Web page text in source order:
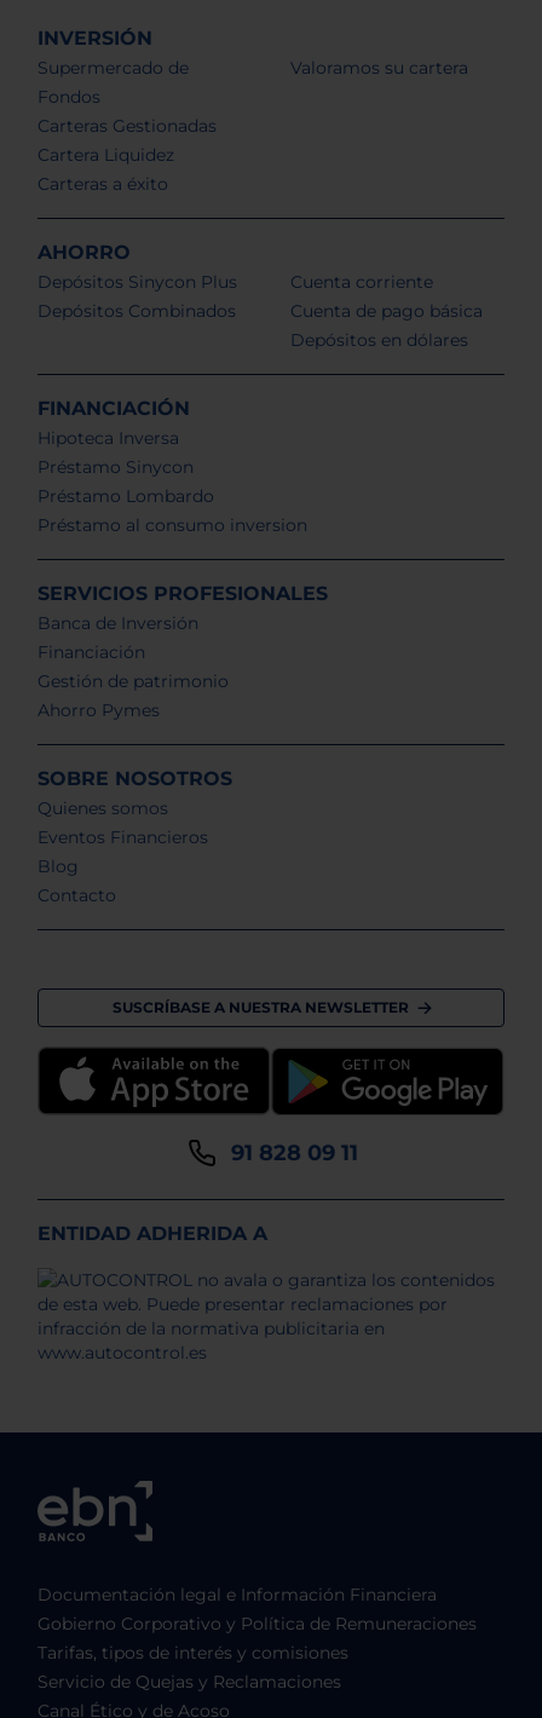
INVERSIÓN
Supermercado de
Fondos
Carteras Gestionadas
Cartera Liquidez
Carteras a éxito
Valoramos su cartera
AHORRO
Depósitos Sinycon Plus
Depósitos Combinados
Cuenta corriente
Cuenta de pago básica
Depósitos en dólares
FINANCIACIÓN
Hipoteca Inversa
Préstamo Sinycon
Préstamo Lombardo
Préstamo al consumo inversion
SERVICIOS PROFESIONALES
Banca de Inversión
Financiación
Gestión de patrimonio
Ahorro Pymes
SOBRE NOSOTROS
Quienes somos
Eventos Financieros
Blog
Contacto
SUSCRÍBASE A NUESTRA NEWSLETTER
91 828 09 11
ENTIDAD ADHERIDA A
Documentación legal e Información Financiera
Gobierno Corporativo y Política de Remuneraciones
Tarifas, tipos de interés y comisiones
Servicio de Quejas y Reclamaciones
Canal Ético y de Acoso